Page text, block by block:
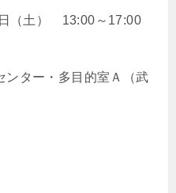
（土） 13:00～17:00
ター・多目的室Ａ（武